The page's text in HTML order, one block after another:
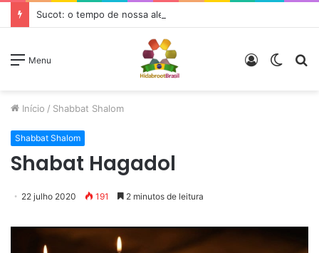
Sucot: o tempo de nossa alegria
Menu
Switch
Entrar
Início / Shabbat Shalom
Shabbat Shalom
Shabat Hagadol
22 julho 2020 191 2 minutos de leitura